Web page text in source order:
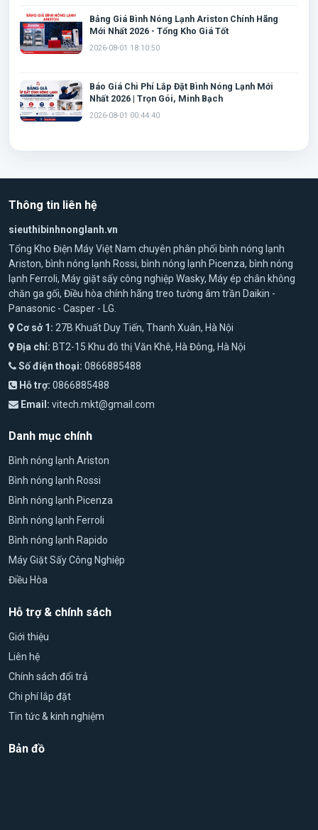
Giúp người dùng yên tâm trong suốt quá trình sử dụng.
Thanh đốt đồng bền bỉ
Nhiều dòng Ariston sử dụng
giúp truyền nhiệt nhanh, hạn chế bám cặn và tăng tuổi thọ
thiết bị.
Lòng bình tráng men Titan
Lòng bình được phủ lớp men Titan giúp chống ăn mòn, hạn
chế rò rỉ và nâng cao độ bền trong điều kiện nguồn nước tại
Việt Nam.
Thiết kế hiện đại
Ariston sở hữu nhiều kiểu dáng như:
Bình ngang
Bình vuông
Bình trực tiếp nhỏ gọn
Phù hợp với nhiều không gian phòng tắm.
chuộng
Tại Siêu Thị Bình Nóng Lạnh, khách hàng có thể dễ dàng lựa
chọn nhiều dòng sản phẩm khác nhau như:
Bình nóng lạnh Ariston trực tiếp
Bình nóng lạnh Ariston gián tiếp
Bình nóng lạnh Ariston WiFi
Bình nóng lạnh Ariston Lux
Bình nóng lạnh Ariston Pro
Mỗi dòng sản phẩm đều được thiết kế nhằm đáp ứng những
nhu cầu sử dụng và mức ngân sách khác nhau.
Bảng Giá Bình Nóng Lạnh Ariston Chính Hãng
Mới Nhất 2026 - Tổng Kho Giá Tốt
2026-08-01 18:10:50
Báo Giá Chi Phí Lắp Đặt Bình Nóng Lạnh Mới
Nhất 2026 | Trọn Gói, Minh Bạch
2026-08-01 00:44:40
Thông tin liên hệ
sieuthibinhnonglanh.vn
Tổng Kho Điện Máy Việt Nam chuyên phân phối bình nóng lạnh
Ariston, bình nóng lạnh Rossi, bình nóng lạnh Picenza, bình nóng
lạnh Ferroli, Máy giặt sấy công nghiệp Wasky, Máy ép chân không
chăn ga gối, Điều hòa chính hãng treo tường âm trần Daikin -
Panasonic - Casper - LG.
Cơ sở 1: 27B Khuất Duy Tiến, Thanh Xuân, Hà Nội
Địa chỉ: BT2-15 Khu đô thị Văn Khê, Hà Đông, Hà Nội
Số điện thoại: 0866885488
Hỗ trợ: 0866885488
Email: vitech.mkt@gmail.com
Danh mục chính
Bình nóng lạnh Ariston
Bình nóng lạnh Rossi
Bình nóng lạnh Picenza
Bình nóng lạnh Ferroli
Bình nóng lạnh Rapido
Máy Giặt Sấy Công Nghiệp
Điều Hòa
Hỗ trợ & chính sách
Giới thiệu
Liên hệ
Chính sách đổi trả
Chi phí lắp đặt
Tin tức & kinh nghiệm
Bản đồ